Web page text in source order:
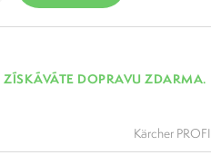
ZÍSKÁVÁTE DOPRAVU ZDARMA.
Kärcher PROFI